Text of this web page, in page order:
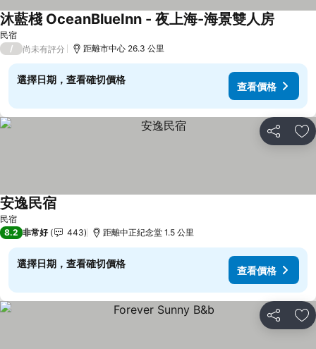
民宿
沐藍棧 OceanBlueInn - 夜上海-海景雙人房
/ 尚未有評分 距離市中心 26.3 公里
選擇日期，查看確切價格
查看價格
分享 加
民宿
安逸民宿
8.2 非常好 443 距離中正紀念堂 1.5 公里
選擇日期，查看確切價格
查看價格
分享 加